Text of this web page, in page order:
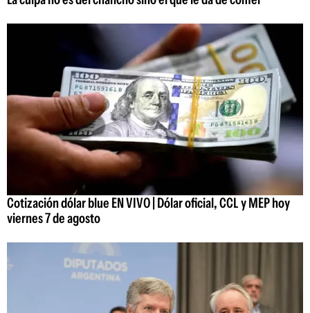
Cotización dólar blue EN VIVO | Dólar oficial, CCL y MEP hoy
viernes 7 de agosto